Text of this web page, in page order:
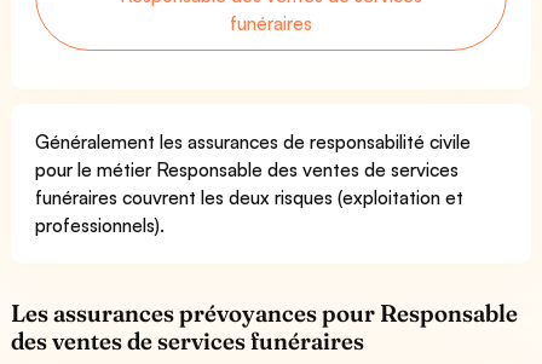
funéraires
Généralement les assurances de responsabilité civile
pour le métier Responsable des ventes de services
funéraires couvrent les deux risques (exploitation et
professionnels).
Les assurances prévoyances pour Responsable
des ventes de services funéraires